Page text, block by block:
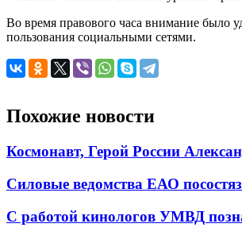
Во время правового часа внимание было
пользования социальными сетями.
Похожие новости
Космонавт, Герой России
Силовые ведомства ЕАО
С работой кинологов УМВД